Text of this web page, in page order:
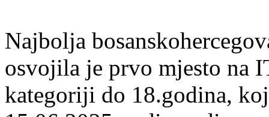
Najbolja
osvojila je prvo mjesto na
kategoriji do 18.godina,